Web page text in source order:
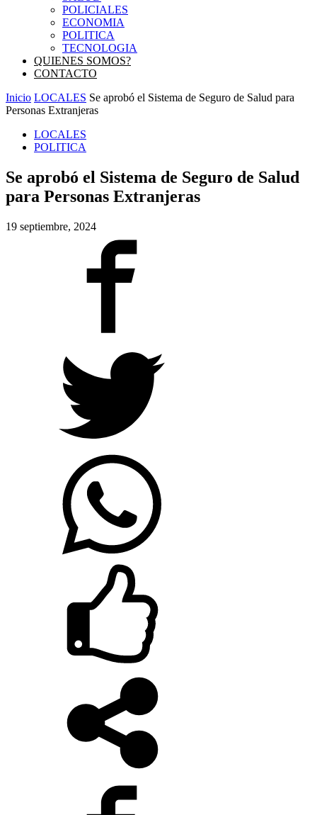
POLICIALES
ECONOMIA
POLITICA
TECNOLOGIA
QUIENES SOMOS?
CONTACTO
Inicio LOCALES Se aprobó el Sistema de Seguro de Salud para
Personas Extranjeras
LOCALES
POLITICA
Se aprobó el Sistema de Seguro de Salud
para Personas Extranjeras
19 septiembre, 2024